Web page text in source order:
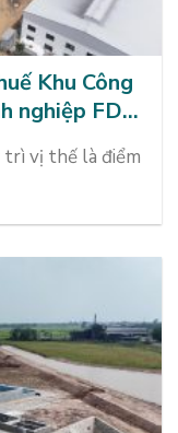
Khu Công
nghiệp FDI
vị thế là điểm